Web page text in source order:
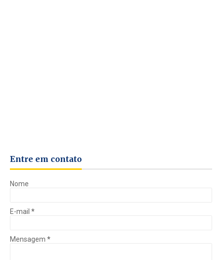
Entre em contato
Nome
E-mail *
Mensagem *